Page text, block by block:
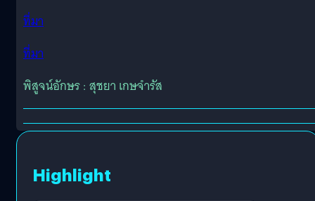
ที่มา
ที่มา
พิสูจน์อักษร : สุชยา เกษจำรัส
Highlight